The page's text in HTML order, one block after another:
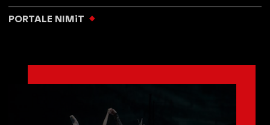
PORTALE NIMiT